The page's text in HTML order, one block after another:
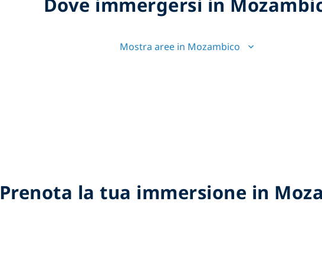
Mostra aree in Mozambico
Prenota la tua immersione in